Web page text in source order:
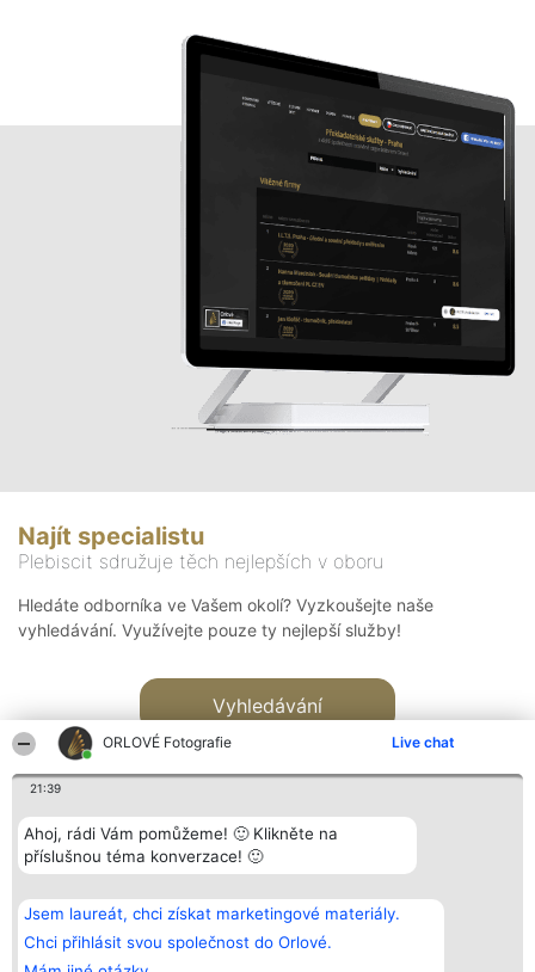
ORLOVÉ Fotografie Live chat
21:39
Ahoj, rádi Vám pomůžeme! 🙂 Klikněte na
příslušnou téma konverzace! 🙂
Jsem laureát, chci získat marketingové materiály.
Chci přihlásit svou společnost do Orlové.
Najít specialistu
Plebiscit sdružuje těch nejlepších v oboru
Hledáte odborníka ve Vašem okolí? Vyzkoušejte naše
vyhledávání. Využívejte pouze ty nejlepší služby!
Vyhledávání
Bright Side Solutions sp. z o.
o. sp. k.
ul. Ruska 22
Wrocław 50-079
Vítězové
Seznam všech
laureátů
Zásady
Kontakt